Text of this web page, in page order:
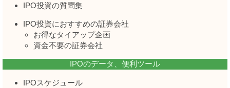
IPO投資の質問集
IPO投資におすすめの証券会社
お得なタイアップ企画
資金不要の証券会社
IPOのデータ、便利ツール
IPOスケジュール